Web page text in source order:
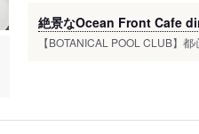
絶景なOcean Front Cafe
【BOTANICAL POOL CLUB】